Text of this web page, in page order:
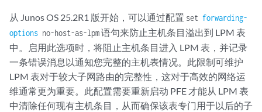
从 Junos OS 25.2R1 版开始，可以通过配置 set forwarding-
options no-host-as-lpm语句来防止主机条目溢出到 LPM 表
中。启用此选项时，将阻止主机条目进入 LPM 表，并记录
一条错误消息以通知您完整的主机表情况。此限制可维护
LPM 表对于较大子网路由的完整性，这对于高效的网络运
维通常更为重要。此配置需要重新启动 PFE 才能从 LPM 表
中清除任何现有主机条目，从而确保该表专门用于以后的子